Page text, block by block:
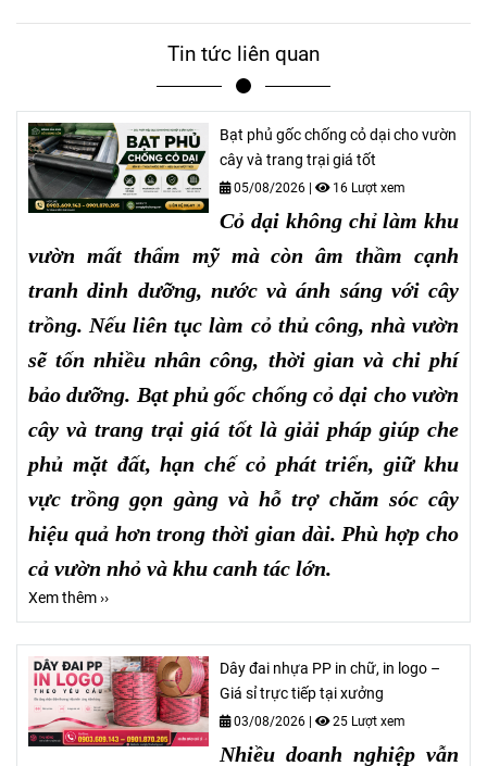
Tin tức liên quan
Bạt phủ gốc chống cỏ dại cho vườn
cây và trang trại giá tốt
05/08/2026 | 16 Lượt xem
Cỏ dại không chỉ làm khu
vườn mất thẩm mỹ mà còn âm thầm cạnh
tranh dinh dưỡng, nước và ánh sáng với cây
trồng. Nếu liên tục làm cỏ thủ công, nhà vườn
sẽ tốn nhiều nhân công, thời gian và chi phí
bảo dưỡng. Bạt phủ gốc chống cỏ dại cho vườn
cây và trang trại giá tốt là giải pháp giúp che
phủ mặt đất, hạn chế cỏ phát triển, giữ khu
vực trồng gọn gàng và hỗ trợ chăm sóc cây
hiệu quả hơn trong thời gian dài. Phù hợp cho
cả vườn nhỏ và khu canh tác lớn.
Xem thêm ››
Dây đai nhựa PP in chữ, in logo –
Giá sỉ trực tiếp tại xưởng
03/08/2026 | 25 Lượt xem
Nhiều doanh nghiệp vẫn